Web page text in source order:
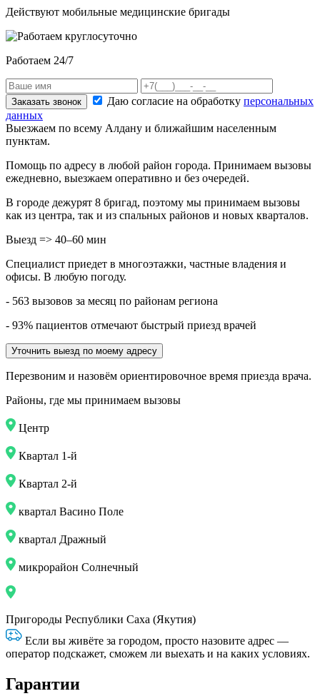
Действуют мобильные медицинские бригады
Работаем 24/7
Заказать звонок Даю согласие на обработку персональных
данных
Выезжаем по всему Алдану и ближайшим населенным
пунктам.
Помощь по адресу в любой район города. Принимаем вызовы
ежедневно, выезжаем оперативно и без очередей.
В городе дежурят 8 бригад, поэтому мы принимаем вызовы
как из центра, так и из спальных районов и новых кварталов.
Выезд => 40–60 мин
Специалист приедет в многоэтажки, частные владения и
офисы. В любую погоду.
- 563 вызовов за месяц по районам региона
- 93% пациентов отмечают быстрый приезд врачей
Уточнить выезд по моему адресу
Перезвоним и назовём ориентировочное время приезда врача.
Районы, где мы принимаем вызовы
Центр
Квартал 1-й
Квартал 2-й
квартал Васино Поле
квартал Дражный
микрорайон Солнечный
Пригороды Республики Саха (Якутия)
Если вы живёте за городом, просто назовите адрес —
оператор подскажет, сможем ли выехать и на каких условиях.
Гарантии